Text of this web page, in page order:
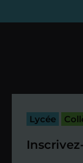
bilan et
Lycée